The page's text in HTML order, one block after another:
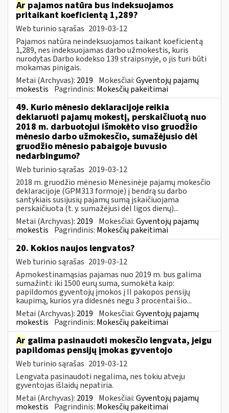
Ar pajamos natūra bus indeksuojamos
pritaikant koeficientą 1,289?
Web turinio sąrašas 2019-03-12
Pajamos natūra neindeksuojamos taikant koeficientą
1,289, nes indeksuojamas darbo užmokestis, kuris
nurodytas Darbo kodekso 139 straipsnyje, o jis turi būti
mokamas pinigais.
Metai (Archyvas): 2019 Mokesčiai:Gyventojų pajamų
mokestis Pagrindinis: Mokesčių pakeitimai
49. Kurio mėnesio deklaracijoje reikia
deklaruoti pajamų mokestį, perskaičiuotą nuo
2018 m. darbuotojui išmokėto viso gruodžio
mėnesio darbo užmokesčio, sumažėjusio dėl
gruodžio mėnesio pabaigoje buvusio
nedarbingumo?
Web turinio sąrašas 2019-03-12
2018 m. gruodžio mėnesio Mėnesinėje pajamų mokesčio
deklaracijoje (GPM313 formoje) į bendrą su darbo
santykiais susijusių pajamų sumą įskaičiuojama
perskaičiuota (t. y. sumažėjusi dėl ligos dienų)...
Metai (Archyvas): 2019 Mokesčiai:Gyventojų pajamų
mokestis Pagrindinis: Mokesčių pakeitimai
20. Kokios naujos lengvatos?
Web turinio sąrašas 2019-03-12
Apmokestinamąsias pajamas nuo 2019 m. bus galima
sumažinti: iki 1500 eurų suma, sumokėta kaip:
papildomos gyventojų įmokos į II pakopos pensijų
kaupimą, kurios yra didesnės negu 3 procentai šio...
Metai (Archyvas): 2019 Mokesčiai:Gyventojų pajamų
mokestis Pagrindinis: Mokesčių pakeitimai
Ar galima pasinaudoti mokesčio lengvata, jeigu
papildomas pensijų įmokas gyventojo
Web turinio sąrašas 2019-03-12
Lengvata pasinaudoti negalima, nes tokiu atveju
gyventojas išlaidų nepatiria.
Metai (Archyvas): 2019 Mokesčiai:Gyventojų pajamų
mokestis Pagrindinis: Mokesčių pakeitimai